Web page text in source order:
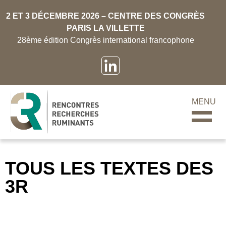
2 ET 3 DÉCEMBRE 2026 – CENTRE DES CONGRÈS
PARIS LA VILLETTE
28ème édition Congrès international francophone
MENU
TOUS LES TEXTES DES
3R